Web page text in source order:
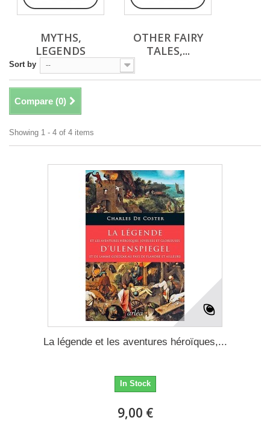
MYTHS,
LEGENDS
OTHER FAIRY
TALES,...
Sort by --
Compare (0)
Showing 1 - 4 of 4 items
La légende et les aventures héroïques,...
In Stock
9,00 €